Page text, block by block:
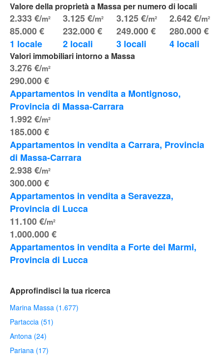
Valore della proprietà a Massa per numero di locali
85.000 €
2.333 €/m²
1 locale
232.000 €
3.125 €/m²
2 locali
249.000 €
3.125 €/m²
3 locali
280.000 €
2.642 €/m²
4 locali
Valori immobiliari intorno a Massa
290.000 €
3.276 €/m²
Appartamentos in vendita a Montignoso,
Provincia di Massa-Carrara
185.000 €
1.992 €/m²
Appartamentos in vendita a Carrara, Provincia
di Massa-Carrara
300.000 €
2.938 €/m²
Appartamentos in vendita a Seravezza,
Provincia di Lucca
1.000.000 €
11.100 €/m²
Appartamentos in vendita a Forte dei Marmi,
Provincia di Lucca
Approfindisci la tua ricerca
Marina Massa (1.677)
Partaccia (51)
Antona (24)
Pariana (17)